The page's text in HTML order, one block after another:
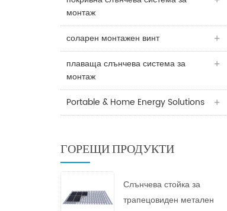
монтаж
соларен монтажен винт
плаваща слънчева система за
монтаж
Portable & Home Energy Solutions
ГОРЕЩИ ПРОДУКТИ
Слънчева стойка за
трапецовиден метален